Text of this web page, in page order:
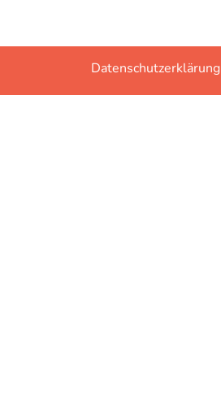
Datenschutzerklärung